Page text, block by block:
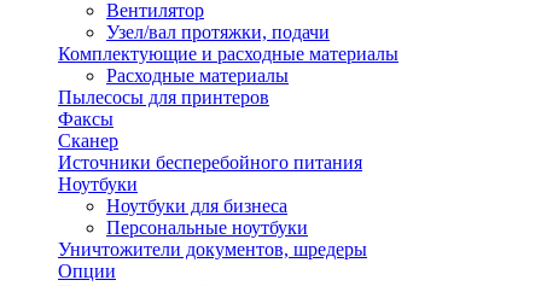
Вентилятор
Узел/вал протяжки, подачи
Комплектующие и расходные материалы
Расходные материалы
Пылесосы для принтеров
Факсы
Сканер
Источники бесперебойного питания
Ноутбуки
Ноутбуки для бизнеса
Персональные ноутбуки
Уничтожители документов, шредеры
Опции